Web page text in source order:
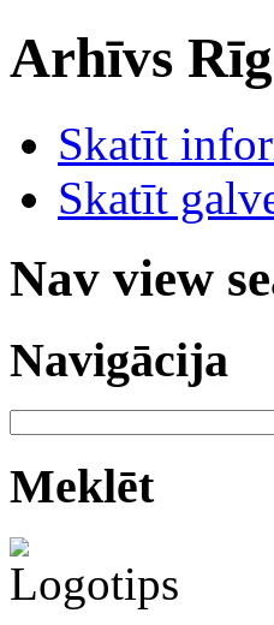
Arhīvs
Skatīt
Skatīt
Nav view
Navigācija
Meklēt